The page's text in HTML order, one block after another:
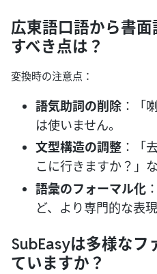
広東語口語から書
すべき点は？
変換時の注意点：
語気助詞の削除 ：「
は使いません。
文型構造の調整 ：「
こに行きますか？」
語彙のフォーマル化
ど、より専門的な表現
SubEasyは多様な
ていますか？